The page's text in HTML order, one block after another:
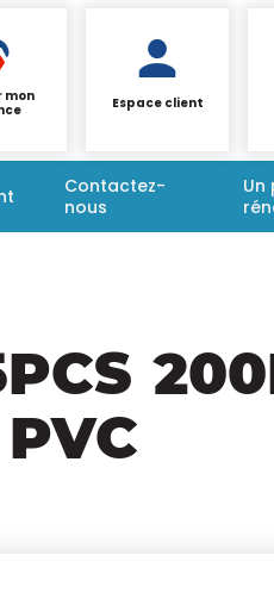
mon
Espace client
Contactez-
nous
Un